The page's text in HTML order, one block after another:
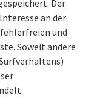
Der
an der
und
Soweit andere